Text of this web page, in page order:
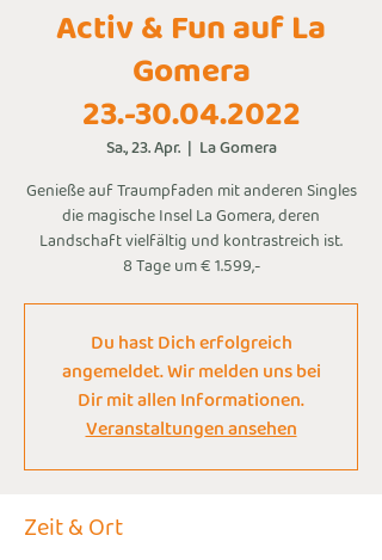
Activ & Fun auf La
Gomera
23.-30.04.2022
Sa., 23. Apr.
  |
La Gomera
Genieße auf Traumpfaden mit anderen Singles
die magische Insel La Gomera, deren
Landschaft vielfältig und kontrastreich ist.
8 Tage um € 1.599,-
Du hast Dich erfolgreich
angemeldet. Wir melden uns bei
Dir mit allen Informationen.
Veranstaltungen ansehen
Zeit & Ort